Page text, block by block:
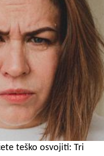
teško osvojiti: Tri